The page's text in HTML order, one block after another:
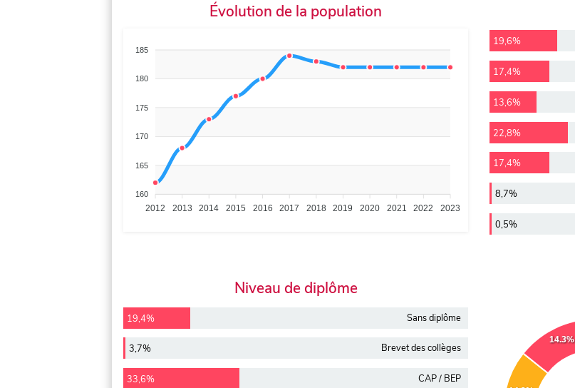
Évolution de la population
185
180
175
170
165
160
2012 2013 2014 2015 2016 2017 2018 2019 2020 2021 2022 2023
19,6%
17,4%
13,6%
22,8%
17,4%
8,7%
0,5%
Niveau de diplôme
19,4% Sans diplôme
3,7% Brevet des collèges
33,6% CAP / BEP
14.3%